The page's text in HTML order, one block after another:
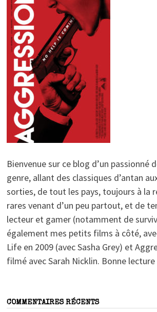
Bienvenue sur ce blog d’un passionné
genre, allant des classiques d’antan
sorties, de tout les pays, toujours à la
rares venant d’un peu partout, et de
lecteur et gamer (notamment de
également mes petits films à côté,
Life en 2009 (avec Sasha Grey) et
filmé avec Sarah Nicklin. Bonne lecture
COMMENTAIRES RÉCENTS